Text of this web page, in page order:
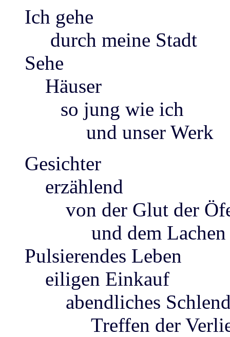
Ich gehe
durch meine Stadt
Sehe
Häuser
so jung wie ich
und unser Werk
Gesichter
erzählend
von der Glut der
und dem Lachen
Pulsierendes Leben
eiligen Einkauf
abendliches
Treffen der